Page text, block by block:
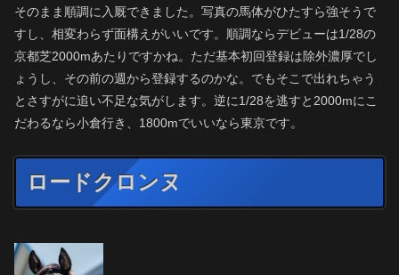
そのまま順調に入厩できました。写真の馬体がひたすら強そうで
すし、相変わらず面構えがいいです。順調ならデビューは1/28の
京都芝2000mあたりですかね。ただ基本初回登録は除外濃厚でし
ょうし、その前の週から登録するのかな。でもそこで出れちゃう
とさすがに追い不足な気がします。逆に1/28を逃すと2000mにこ
だわるなら小倉行き、1800mでいいなら東京です。
ロードクロンヌ